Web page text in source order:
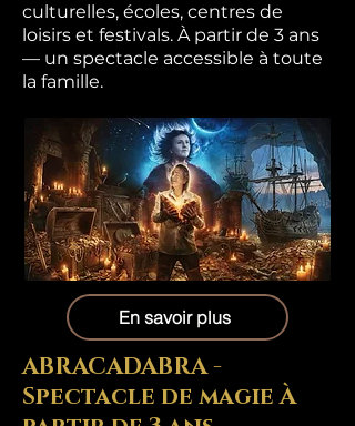
culturelles, écoles, centres de
loisirs et festivals. À partir de 3 ans
— un spectacle accessible à toute
la famille.
En savoir plus
ABRACADABRA -
Spectacle de magie À